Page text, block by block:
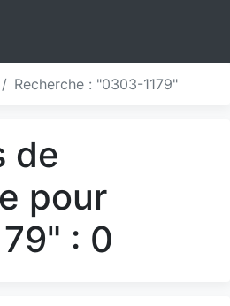
Recherche : "0303-1179"
de
pour
: 0